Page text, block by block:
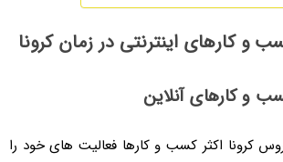
و کارهای اینترنتی در زمان کرونا
و کارهای آنلاین
کرونا اکثر کسب و کارها فعالیت های خود را